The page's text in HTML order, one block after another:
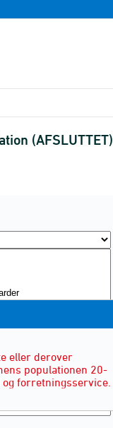
(AFSLUTTET)
eller derover
populationen 20-
forretningsservice.